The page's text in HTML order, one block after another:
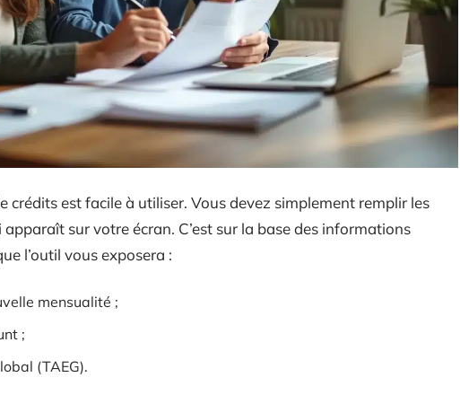
crédits est facile à utiliser. Vous devez simplement remplir les
sur votre écran. C’est sur la base des informations
l’outil vous exposera :
mensualité ;
;
(TAEG).